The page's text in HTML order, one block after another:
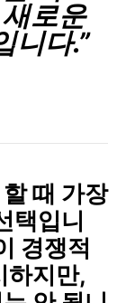
로운
니다.”
때 가장
택입니
경쟁적
하지만,